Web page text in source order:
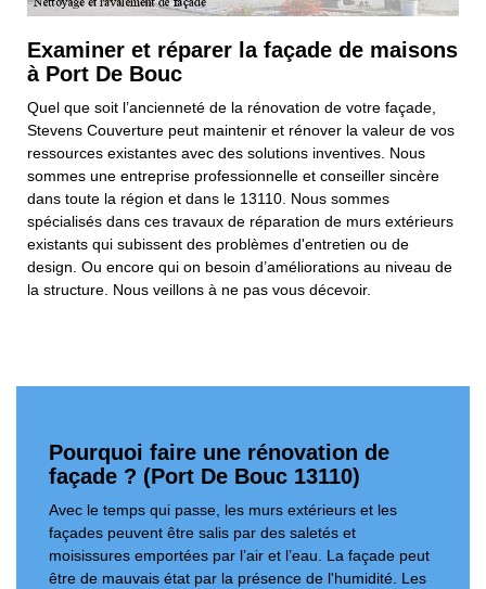
Examiner et réparer la façade de maisons
à Port De Bouc
Quel que soit l’ancienneté de la rénovation de votre façade,
Stevens Couverture peut maintenir et rénover la valeur de vos
ressources existantes avec des solutions inventives. Nous
sommes une entreprise professionnelle et conseiller sincère
dans toute la région et dans le 13110. Nous sommes
spécialisés dans ces travaux de réparation de murs extérieurs
existants qui subissent des problèmes d'entretien ou de
design. Ou encore qui on besoin d’améliorations au niveau de
la structure. Nous veillons à ne pas vous décevoir.
Pourquoi faire une rénovation de
façade ? (Port De Bouc 13110)
Avec le temps qui passe, les murs extérieurs et les
façades peuvent être salis par des saletés et
moisissures emportées par l’air et l’eau. La façade peut
être de mauvais état par la présence de l'humidité. Les